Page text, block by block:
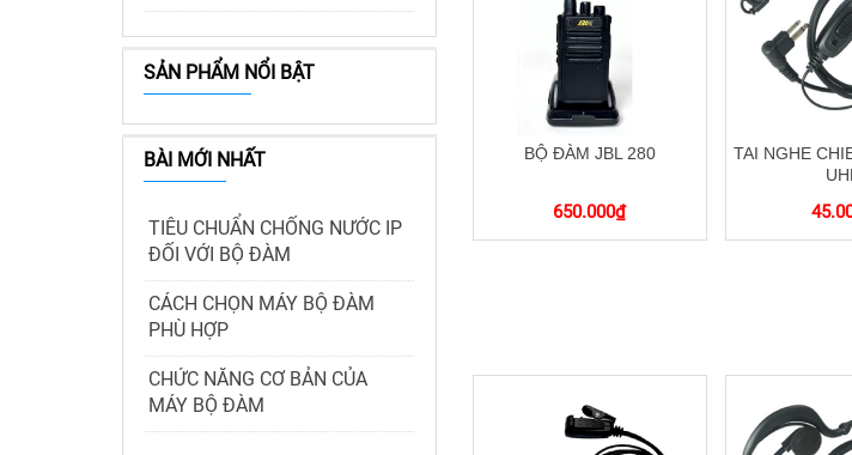
SẢN PHẨM NỔI BẬT
BÀI MỚI NHẤT
TIÊU CHUẨN CHỐNG NƯỚC IP
ĐỐI VỚI BỘ ĐÀM
CÁCH CHỌN MÁY BỘ ĐÀM
PHÙ HỢP
CHỨC NĂNG CƠ BẢN CỦA
MÁY BỘ ĐÀM
BỘ ĐÀM JBL 280
650.000₫
TAI NGHE